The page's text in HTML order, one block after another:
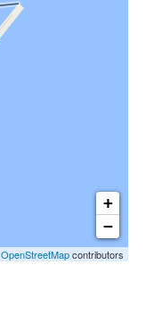
+
−
OpenStreetMapcontributors